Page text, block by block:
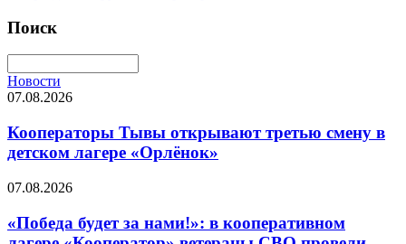
Поиск
Новости
07.08.2026
Кооператоры Тывы открывают третью смену в
детском лагере «Орлёнок»
07.08.2026
«Победа будет за нами!»: в кооперативном